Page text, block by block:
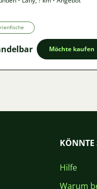
Möchte kaufen
KÖNNTE
Hilfe
Warum